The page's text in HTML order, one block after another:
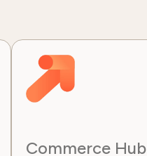
Commerce Hub